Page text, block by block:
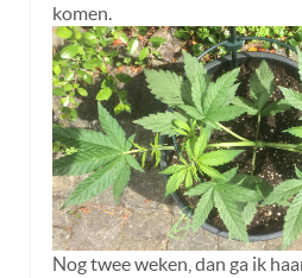
komen.
Nog twee weken, dan ga ik